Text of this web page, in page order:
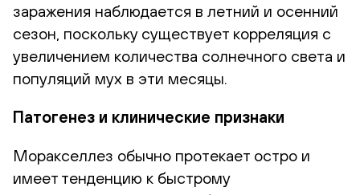
заражения наблюдается в летний и осенний
сезон, поскольку существует корреляция с
увеличением количества солнечного света и
популяций мух в эти месяцы.
Патогенез и клинические признаки
Моракселлез обычно протекает остро и
имеет тенденцию к быстрому